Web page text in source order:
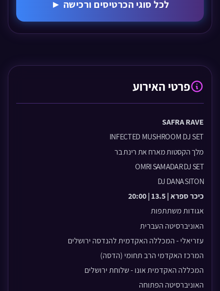
לכל סוגי הכרטיסים ורכישה ►
פרטי האירוע
SAFRA RAVE
INFECTED MUSHROOM DJ SET
מלך הקסטותמארח את רינת בר
OMRI SAMADAR DJ SET
DJ DANA SITON
כיכר ספרא | 13.5 | 20:00
אגודות משתתפות
האוניברסיטה העברית
עזריאלי - המכללה האקדמית להנדסה ירושלים
המרכז האקדמי הרב תחומי (הדסה)
המכללה האקדמית אונו - שלוחת ירושלים
האוניברסיטה הפתוחה